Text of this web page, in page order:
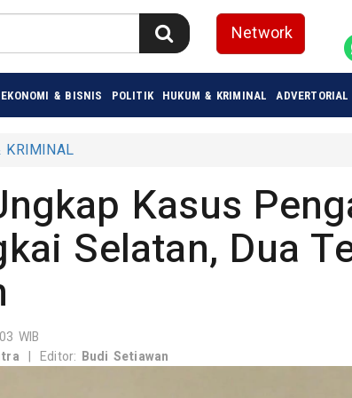
Network
EKONOMI & BISNIS POLITIK HUKUM & KRIMINAL ADVERTORIAL
KRIMINAL
Kasus
Selatan, Dua
WIB
| Editor: Budi Setiawan